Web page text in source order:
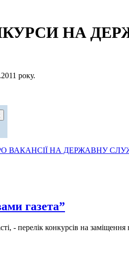
НА
року.
НА ДЕРЖАВНУ
газета”
- перелік конкурсів на